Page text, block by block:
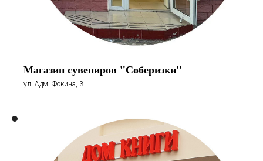
Магазин сувениров "Соберизки"
ул. Адм. Фокина, 3